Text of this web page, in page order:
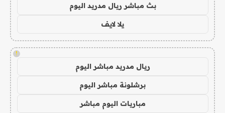
بث مباشر ريال مدريد اليوم
يلا لايف
!
ريال مدريد مباشر اليوم
برشلونة مباشر اليوم
مباريات اليوم مباشر